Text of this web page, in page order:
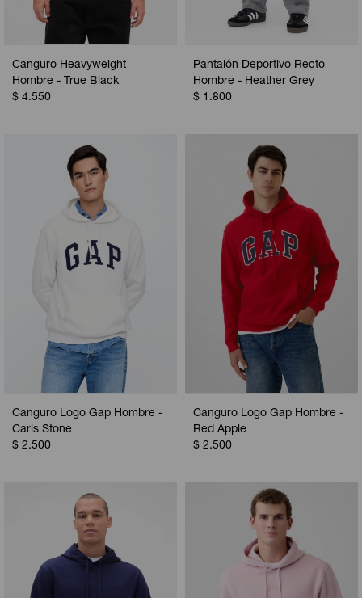
Canguro Heavyweight
Hombre - True Black
$ 4.550
Pantalón Deportivo Recto
Hombre - Heather Grey
$ 1.800
Canguro Logo Gap Hombre -
Carls Stone
$ 2.500
Canguro Logo Gap Hombre -
Red Apple
$ 2.500